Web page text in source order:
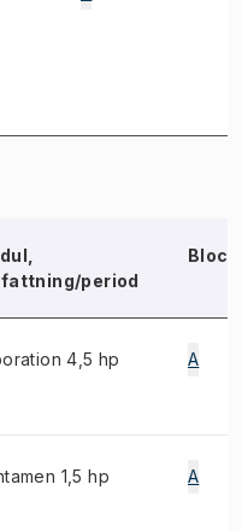
period
Block
4,5 hp A
1,5 hp A